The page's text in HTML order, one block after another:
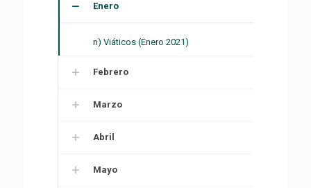
Enero
n) Viáticos (Enero 2021)
Febrero
Marzo
Abril
Mayo